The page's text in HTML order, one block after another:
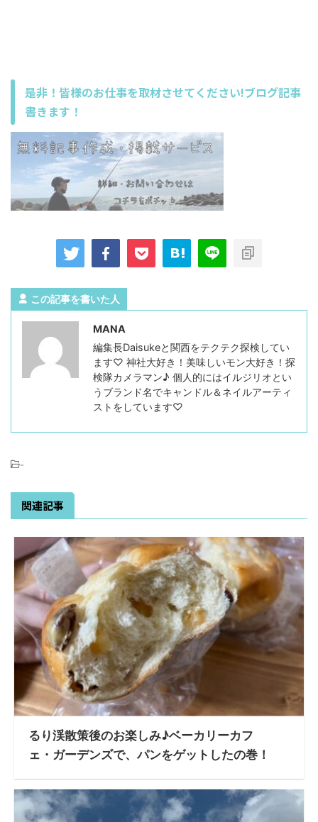
是非！皆様のお仕事を取材させてください!ブログ記事
書きます！
この記事を書いた人
MANA
編集長Daisukeと関西をテクテク探検してい
ます♡ 神社大好き！美味しいモン大好き！探
検隊カメラマン♪ 個人的にはイルジリオとい
うブランド名でキャンドル＆ネイルアーティ
ストをしています♡
-
関連記事
るり渓散策後のお楽しみ♪ベーカリーカフ
ェ・ガーデンズで、パンをゲットしたの巻！